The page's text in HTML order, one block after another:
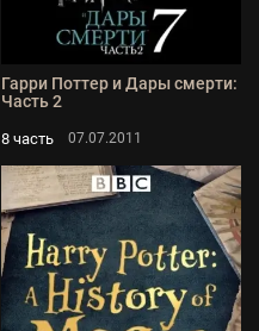
Гарри Поттер и Дары смерти:
Часть 2
8 часть 07.07.2011